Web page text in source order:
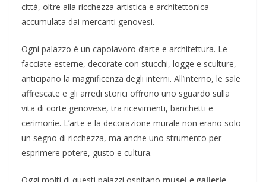
città, oltre alla ricchezza artistica e architettonica
accumulata dai mercanti genovesi.
Ogni palazzo è un capolavoro d’arte e architettura. Le
facciate esterne, decorate con stucchi, logge e sculture,
anticipano la magnificenza degli interni. All’interno, le sale
affrescate e gli arredi storici offrono uno sguardo sulla
vita di corte genovese, tra ricevimenti, banchetti e
cerimonie. L’arte e la decorazione murale non erano solo
un segno di ricchezza, ma anche uno strumento per
esprimere potere, gusto e cultura.
Oggi molti di questi palazzi ospitano musei e gallerie